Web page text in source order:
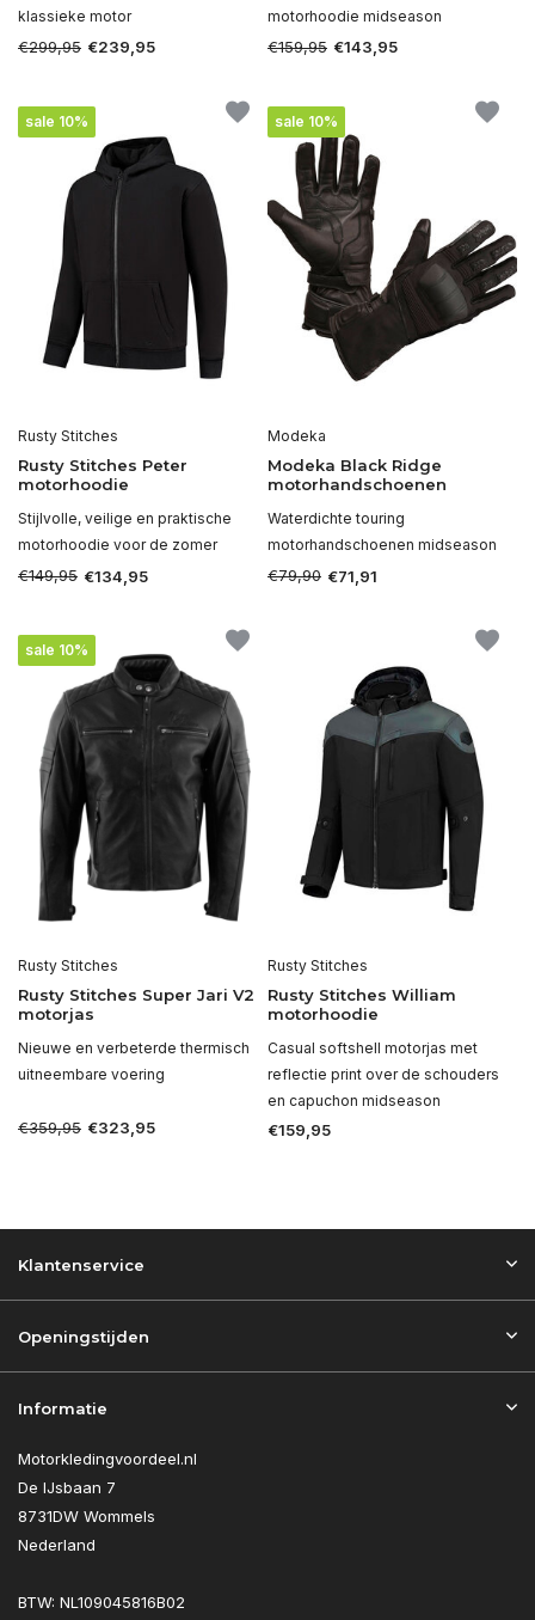
klassieke motor
€299,95 €239,95
motorhoodie midseason
€159,95 €143,95
sale 10%
Rusty Stitches
Rusty Stitches Peter
motorhoodie
Stijlvolle, veilige en praktische
motorhoodie voor de zomer
€149,95 €134,95
sale 10%
Modeka
Modeka Black Ridge
motorhandschoenen
Waterdichte touring
motorhandschoenen midseason
€79,90 €71,91
sale 10%
Rusty Stitches
Rusty Stitches Super Jari V2
motorjas
Nieuwe en verbeterde thermisch
uitneembare voering
€359,95 €323,95
Rusty Stitches
Rusty Stitches William
motorhoodie
Casual softshell motorjas met
reflectie print over de schouders
en capuchon midseason
€159,95
Klantenservice
Openingstijden
Informatie
Motorkledingvoordeel.nl
De IJsbaan 7
8731DW Wommels
Nederland
BTW: NL109045816B02